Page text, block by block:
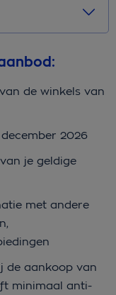
de winkels van
2026
je geldige
met andere
de aankoop van
minimaal anti-